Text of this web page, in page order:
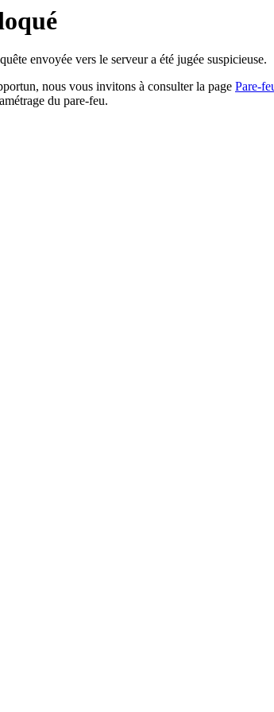
envoyée vers le serveur a été jugée suspicieuse.
nous vous invitons à consulter la page Pare-
du pare-feu.